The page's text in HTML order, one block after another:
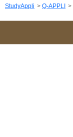
StudyAppli > Q-APPLI >